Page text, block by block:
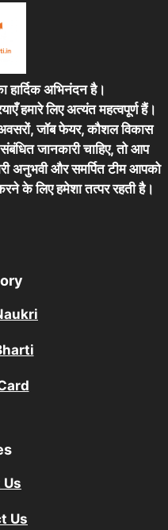
अभिनंदन है।
हमारे लिए अत्यंत महत्वपूर्ण हैं।
अवसरों, जॉब फेयर, कौशल विकास
जानकारी चाहिए, तो आप
अनुभवी और समर्पित टीम आपको
के लिए हमेशा तत्पर रहती है।
Us